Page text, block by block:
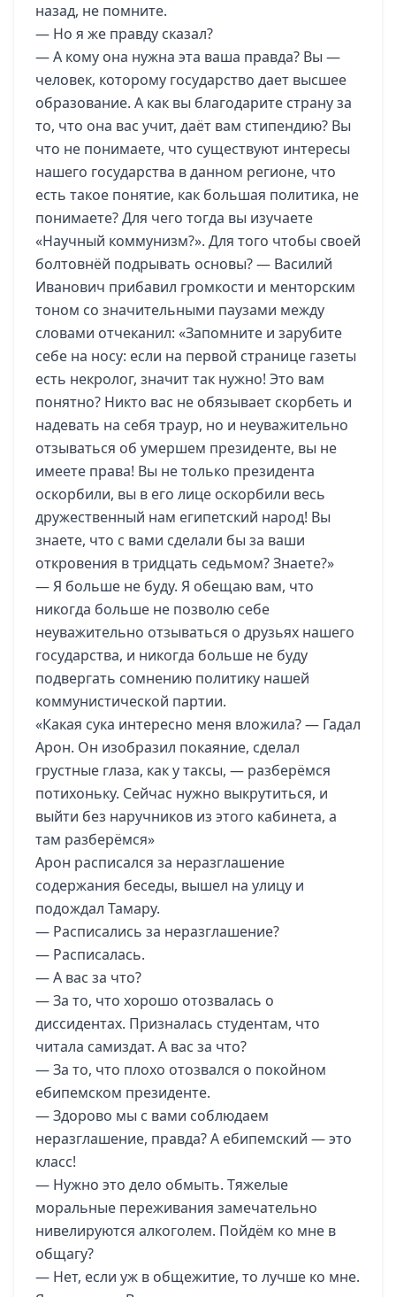
назад, не помните.
— Но я же правду сказал?
— А кому она нужна эта ваша правда? Вы —
человек, которому государство дает высшее
образование. А как вы благодарите страну за
то, что она вас учит, даёт вам стипендию? Вы
что не понимаете, что существуют интересы
нашего государства в данном регионе, что
есть такое понятие, как большая политика, не
понимаете? Для чего тогда вы изучаете
«Научный коммунизм?». Для того чтобы своей
болтовнёй подрывать основы? — Василий
Иванович прибавил громкости и менторским
тоном со значительными паузами между
словами отчеканил: «Запомните и зарубите
себе на носу: если на первой странице газеты
есть некролог, значит так нужно! Это вам
понятно? Никто вас не обязывает скорбеть и
надевать на себя траур, но и неуважительно
отзываться об умершем президенте, вы не
имеете права! Вы не только президента
оскорбили, вы в его лице оскорбили весь
дружественный нам египетский народ! Вы
знаете, что с вами сделали бы за ваши
откровения в тридцать седьмом? Знаете?»
— Я больше не буду. Я обещаю вам, что
никогда больше не позволю себе
неуважительно отзываться о друзьях нашего
государства, и никогда больше не буду
подвергать сомнению политику нашей
коммунистической партии.
«Какая сука интересно меня вложила? — Гадал
Арон. Он изобразил покаяние, сделал
грустные глаза, как у таксы, — разберёмся
потихоньку. Сейчас нужно выкрутиться, и
выйти без наручников из этого кабинета, а
там разберёмся»
Арон расписался за неразглашение
содержания беседы, вышел на улицу и
подождал Тамару.
— Расписались за неразглашение?
— Расписалась.
— А вас за что?
— За то, что хорошо отозвалась о
диссидентах. Призналась студентам, что
читала самиздат. А вас за что?
— За то, что плохо отозвался о покойном
ебипемском президенте.
— Здорово мы с вами соблюдаем
неразглашение, правда? А ебипемский — это
класс!
— Нужно это дело обмыть. Тяжелые
моральные переживания замечательно
нивелируются алкоголем. Пойдём ко мне в
общагу?
— Нет, если уж в общежитие, то лучше ко мне.